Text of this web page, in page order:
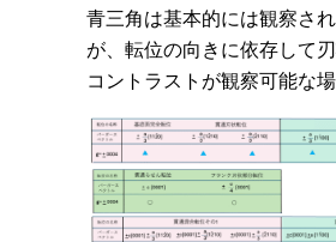
青三角は基本的には観察さ
が、転位の向きに依存して
コントラストが観察可能な場